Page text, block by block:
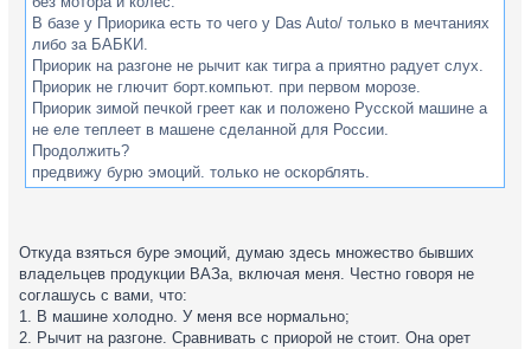
В базе у Приорика есть то чего у Das Auto/ только в мечтаниях
либо за БАБКИ.
Приорик на разгоне не рычит как тигра а приятно радует слух.
Приорик не глючит борт.компьют. при первом морозе.
Приорик зимой печкой греет как и положено Русской машине а
не еле теплеет в машене сделанной для России.
Продолжить?
предвижу бурю эмоций. только не оскорблять.
Откуда взяться буре эмоций, думаю здесь множество бывших
владельцев продукции ВАЗа, включая меня. Честно говоря не
соглашусь с вами, что:
1. В машине холодно. У меня все нормально;
2. Рычит на разгоне. Сравнивать с приорой не стоит. Она орет